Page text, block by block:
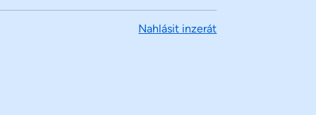
Nahlásit inzerát